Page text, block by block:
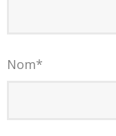
Nom*